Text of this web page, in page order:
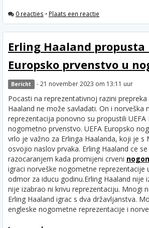
0 reacties • Plaats een reactie
Erling Haaland propusta
Europsko prvenstvo u
Bericht - 21 november 2023 om 13:11 uur
Pocasti na reprezentativnoj razini prepreka
Haaland ne može savladati. On i norveška
reprezentacija ponovno su propustili UEFA
nogometno prvenstvo. UEFA Europsko
vrlo je važno za Erlinga Haalanda, koji je s
osvojio naslov prvaka. Erling Haaland ce
razocaranjem kada promijeni crveni
igraci norveške nogometne reprezentacije
odmor za iducu godinu.Erling Haaland nije
nije izabrao ni krivu reprezentaciju. Mnogi
Erling Haaland igrac s dva državljanstva.
engleske nogometne reprezentacije i